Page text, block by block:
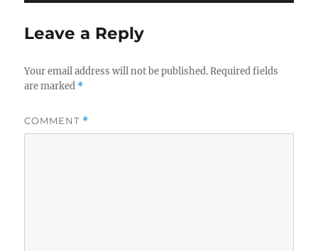
Leave a Reply
Your email address will not be published. Required fields
are marked *
COMMENT *